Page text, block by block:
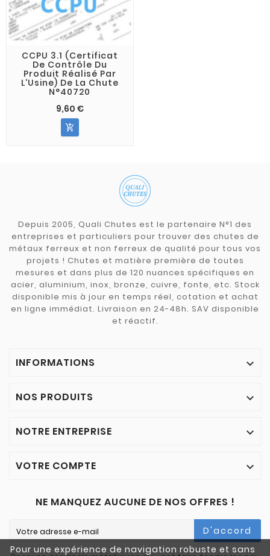
Pour une expérience de navigation robuste et sans
CCPU 3.1 (Certificat
De Contrôle Du
Produit Réalisé Par
L'Usine) De La Chute
N°40720
9,60 €

Depuis 2005, Quali Chutes est le partenaire N°1 des
entreprises et particuliers pour trouver des chutes de
métaux ferreux et non ferreux de qualité pour tous vos
projets ! Chutes et matière première de toutes
mesures et dans plus de 120 nuances spécifiques en
acier, aluminium, inox, bronze, cuivre, fonte, etc. Stock
disponible mis à jour en temps réel, cotation et achat
en ligne immédiat. Livraison en 24-48h. SAV disponible
et réactif.
INFORMATIONS 
NOS PRODUITS 
NOTRE ENTREPRISE 
VOTRE COMPTE 
NE MANQUEZ AUCUNE DE NOS OFFRES !
D'accord